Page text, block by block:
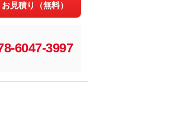
見積り（無料）
6047-3997